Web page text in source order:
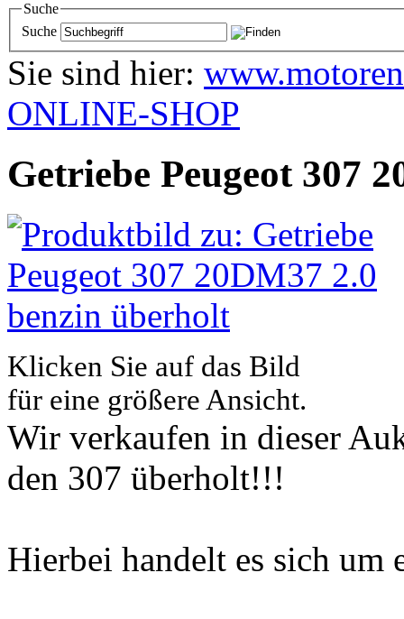
Suche
Suche
Sie sind hier:
ONLINE-SHOP
Getriebe Peugeot 307
Klicken Sie auf das Bild
für eine größere Ansicht.
Wir verkaufen in dieser
den 307 überholt!!!
Hierbei handelt es sich um